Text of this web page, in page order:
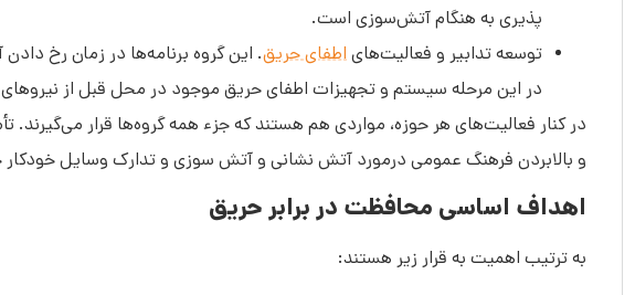
پذیری به هنگام آتش‌سوزی است.
توسعه تدابیر و فعالیت‌هایاطفای حریق. این گروه برنامه‌ها در زمان رخ
در این مرحله سیستم و تجهیزات اطفای حریق موجود در محل قبل از
در کنار فعالیت‌های هر حوزه، مواردی هم هستند که جزء همه گروه‌ها قرار می‌گیرند.
و بالابردن فرهنگ عمومی درمورد آتش نشانی و آتش سوزی و تدارک وسایل
اهداف اساسی محافظت در برابر حریق
به ترتیب اهمیت به قرار زیر هستند: